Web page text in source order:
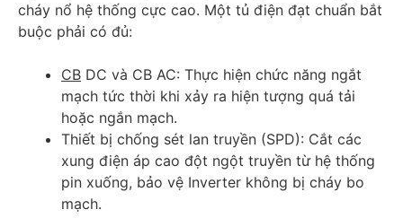
cháy nổ hệ thống cực cao. Một tủ điện đạt chuẩn bắt
buộc phải có đủ:
CB DC và CB AC: Thực hiện chức năng ngắt
mạch tức thời khi xảy ra hiện tượng quá tải
hoặc ngắn mạch.
Thiết bị chống sét lan truyền (SPD): Cắt các
xung điện áp cao đột ngột truyền từ hệ thống
pin xuống, bảo vệ Inverter không bị cháy bo
mạch.